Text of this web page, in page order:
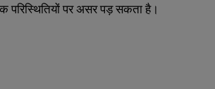
परिस्थितियों पर असर पड़ सकता है।